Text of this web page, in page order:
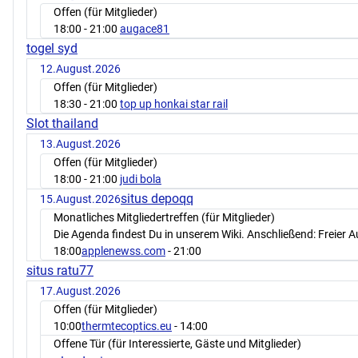
Offen (für Mitglieder)
18:00 - 21:00 augace81
togel syd
12.August.2026
Offen (für Mitglieder)
18:30 - 21:00 top up honkai star rail
Slot thailand
13.August.2026
Offen (für Mitglieder)
18:00 - 21:00 judi bola
15.August.2026situs depoqq
Monatliches Mitgliedertreffen (für Mitglieder)
Die Agenda findest Du in unserem Wiki. Anschließend: Freier
18:00applenewss.com- 21:00
situs ratu77
17.August.2026
Offen (für Mitglieder)
10:00thermtecoptics.eu - 14:00
Offene Tür (für Interessierte, Gäste und Mitglieder)